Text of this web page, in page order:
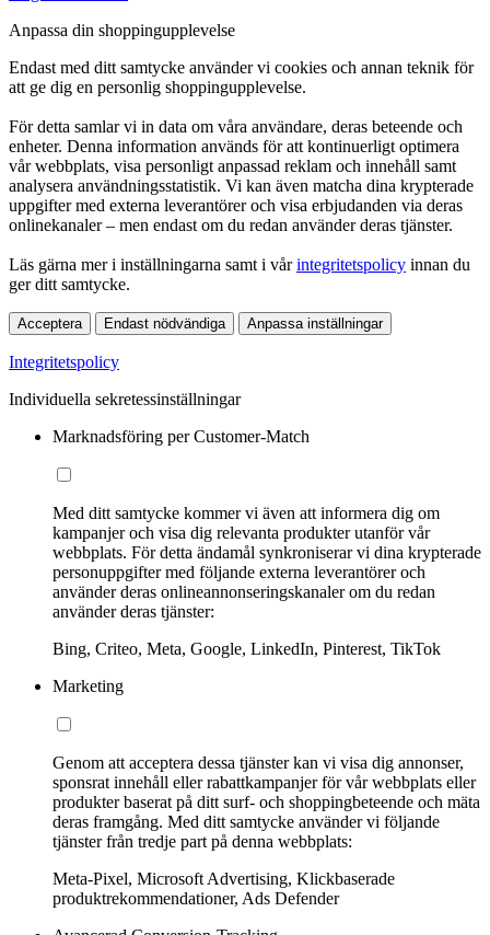
Anpassa din shoppingupplevelse
Endast med ditt samtycke använder vi cookies och annan teknik för
att ge dig en personlig shoppingupplevelse.
För detta samlar vi in data om våra användare, deras beteende och
enheter. Denna information används för att kontinuerligt optimera
vår webbplats, visa personligt anpassad reklam och innehåll samt
analysera användningsstatistik. Vi kan även matcha dina krypterade
uppgifter med externa leverantörer och visa erbjudanden via deras
onlinekanaler – men endast om du redan använder deras tjänster.
Läs gärna mer i inställningarna samt i vårintegritetspolicy innan du
ger ditt samtycke.
Acceptera Endast nödvändiga Anpassa inställningar
Integritetspolicy
Individuella sekretessinställningar
Marknadsföring per Customer-Match
Med ditt samtycke kommer vi även att informera dig om
kampanjer och visa dig relevanta produkter utanför vår
webbplats. För detta ändamål synkroniserar vi dina krypterade
personuppgifter med följande externa leverantörer och
använder deras onlineannonseringskanaler om du redan
använder deras tjänster:
Bing, Criteo, Meta, Google, LinkedIn, Pinterest, TikTok
Marketing
Genom att acceptera dessa tjänster kan vi visa dig annonser,
sponsrat innehåll eller rabattkampanjer för vår webbplats eller
produkter baserat på ditt surf- och shoppingbeteende och mäta
deras framgång. Med ditt samtycke använder vi följande
tjänster från tredje part på denna webbplats:
Meta-Pixel, Microsoft Advertising, Klickbaserade
produktrekommendationer, Ads Defender